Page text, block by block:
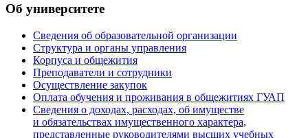
Об университете
Сведения об образовательной организации
Структура и органы управления
Корпуса и общежития
Преподаватели и сотрудники
Осуществление закупок
Оплата обучения и проживания в общежитиях ГУАП
Сведения о доходах, расходах, об имуществе
и обязательствах имущественного характера,
представленные руководителями высших учебных